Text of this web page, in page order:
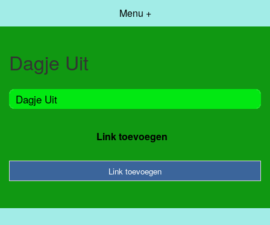
Menu +
Dagje Uit
Dagje Uit
Link toevoegen
Link toevoegen